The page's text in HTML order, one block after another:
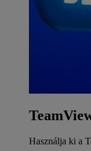
Használja ki a